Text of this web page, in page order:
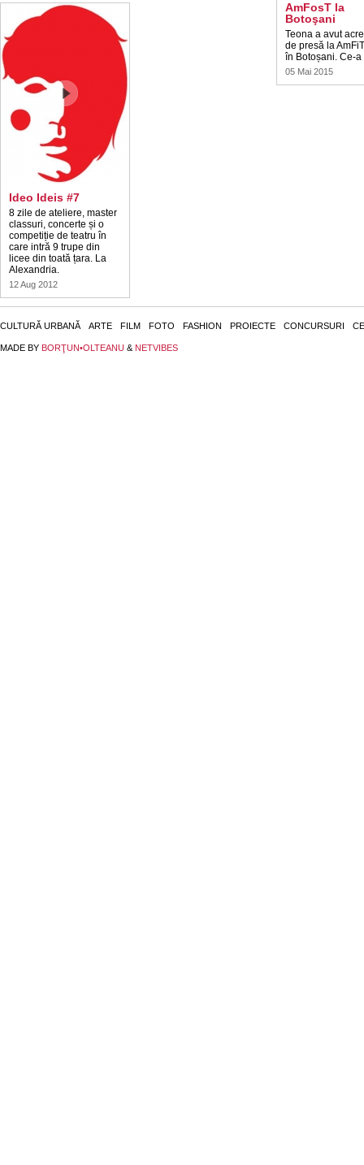
Ideo Ideis #7
8 zile de ateliere, master
classuri, concerte și o
competiție de teatru în
care intră 9 trupe din
licee din toată țara. La
Alexandria.
12 Aug 2012
AmFosT la
Botoşani
Teona a avut
de presă la
în Botoșani. Ce-a
05 Mai 2015
CULTURĂ URBANĂ ARTE FILM FOTO FASHION PROIECTE CONCURSURI
MADE BY BORŢUN•OLTEANU & NETVIBES